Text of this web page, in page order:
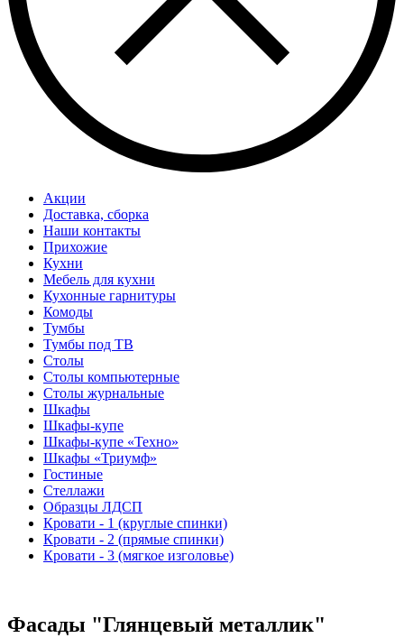
Акции
Доставка, сборка
Наши контакты
Прихожие
Кухни
Мебель для кухни
Кухонные гарнитуры
Комоды
Тумбы
Тумбы под ТВ
Столы
Столы компьютерные
Столы журнальные
Шкафы
Шкафы-купе
Шкафы-купе «Техно»
Шкафы «Триумф»
Гостиные
Стеллажи
Образцы ЛДСП
Кровати - 1 (круглые спинки)
Кровати - 2 (прямые спинки)
Кровати - 3 (мягкое изголовье)
Фасады "Глянцевый металлик"